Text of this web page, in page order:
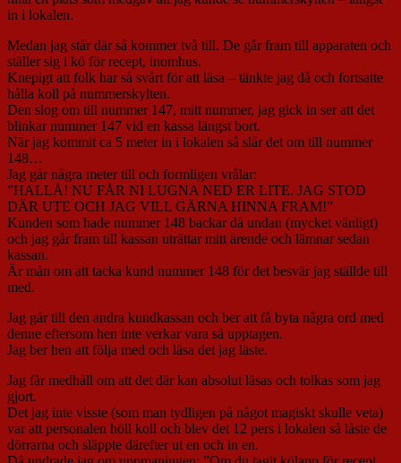
in i lokalen.
Medan jag står där så kommer två till. De går fram till apparaten och
ställer sig i kö för recept, inomhus.
Knepigt att folk har så svårt för att läsa – tänkte jag då och fortsatte
hålla koll på nummerskylten.
Den slog om till nummer 147, mitt nummer, jag gick in ser att det
blinkar nummer 147 vid en kassa längst bort.
När jag kommit ca 5 meter in i lokalen så slår det om till nummer
148…
Jag går några meter till och formligen vrålar:
”HALLÅ! NU FÅR NI LUGNA NED ER LITE. JAG STOD
DÄR UTE OCH JAG VILL GÄRNA HINNA FRAM!”
Kunden som hade nummer 148 backar då undan (mycket vänligt)
och jag går fram till kassan uträttar mitt ärende och lämnar sedan
kassan.
Är mån om att tacka kund nummer 148 för det besvär jag ställde till
med.
Jag går till den andra kundkassan och ber att få byta några ord med
denne eftersom hen inte verkar vara så upptagen.
Jag ber hen att följa med och läsa det jag läste.
Jag får medhåll om att det där kan absolut läsas och tolkas som jag
gjort.
Det jag inte visste (som man tydligen på något magiskt skulle veta)
var att personalen höll koll och blev det 12 pers i lokalen så låste de
dörrarna och släppte därefter ut en och in en.